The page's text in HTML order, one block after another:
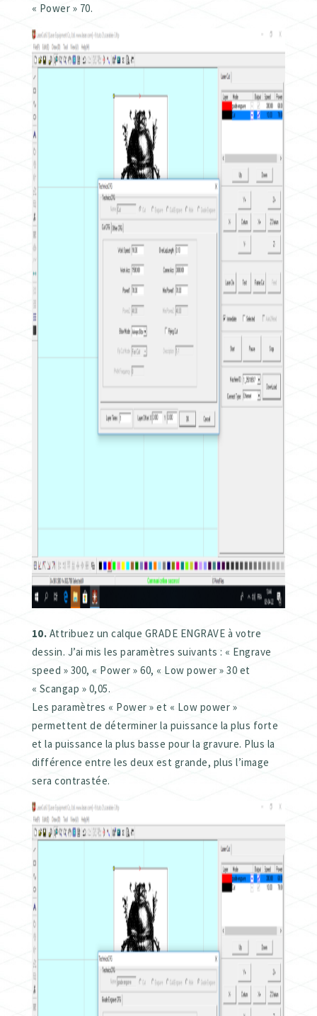
« Power » 70.
10. Attribuez un calque GRADE ENGRAVE à votre
dessin. J’ai mis les paramètres suivants : « Engrave
speed » 300, « Power » 60, « Low power » 30 et
« Scangap » 0,05.
Les paramètres « Power » et « Low power »
permettent de déterminer la puissance la plus forte
et la puissance la plus basse pour la gravure. Plus la
différence entre les deux est grande, plus l’image
sera contrastée.